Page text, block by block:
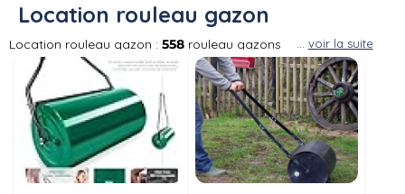
Location rouleau gazon
Location rouleau gazon : 558 rouleau gazons
à louer entre particuliers Le rouleau à gazon
vous permet d'aplanir la terre de votre jardin
avant son engazonnement ou d'enterrer le
gazon une fois semé. Moins onéreux mais plus
physique que d'utiliser un rotovator, vous
pouvez louer le rouleau à gazon d'un
particulier pour quelques euros par jour. Les
petites annonces de particuliers proposant la
voir la suite